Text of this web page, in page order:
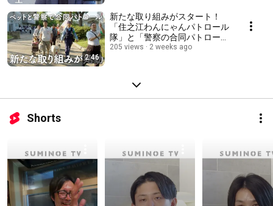
2:46
新たな取り組みがスタート！
「住之江わんにゃんパトロール
隊」と「警察の合同パトロール
に密着！！ #パトロール #
205 views 2 weeks ago
Shorts